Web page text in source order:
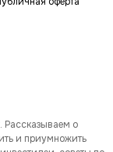
Рассказываем о
и приумножить